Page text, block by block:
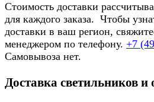
Стоимость доставки
для каждого заказа. Чтобы
доставки в ваш регион,
менеджером по телефону. +7
Самовывоза нет.
Доставка светильников